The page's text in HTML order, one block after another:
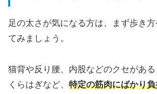
足の太さが気になる方は、まず歩き
てみましょう。
猫背や反り腰、内股などのクセがあ
くらはぎなど、 特定の筋肉にばかり